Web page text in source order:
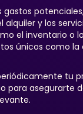
gastos
y los
el inventario o
únicos como la
tu
para asegurarte